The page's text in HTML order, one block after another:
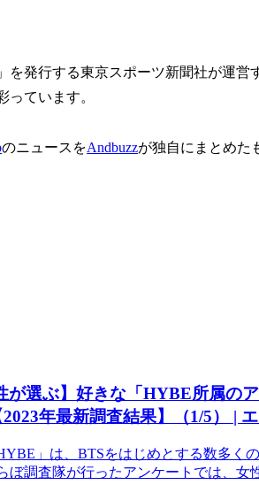
を発行する東京スポーツ新聞社が運営
っています。
のニュースをAndbuzzが独自にまとめた
が選ぶ】好きな「HYBE所属の
年最新調査結果】（1/5） |
」は、BTSをはじめとする数多く
調査隊が行ったアンケートでは、女